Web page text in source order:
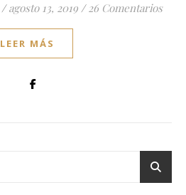
/ agosto 13, 2019 / 26 Comentarios
LEER MÁS